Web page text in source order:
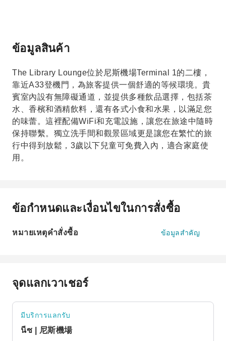
ข้อมูลสินค้า
The Library Lounge位於尼斯機場Terminal 1的二樓，
靠近A33登機門，為旅客提供一個舒適的等候環境。貴
賓室內設有無障礙通道，並提供多種飲品選擇，包括茶
水、香檳和酒精飲料，還有各式小食和水果，以滿足您
的味蕾。這裡配備WiFi和充電設施，讓您在旅途中隨時
保持聯繫。獨立洗手間和觀景區域更是讓您在繁忙的旅
行中得到放鬆，3歲以下兒童可免費入內，適合家庭使
用。
ข้อกำหนดและเงื่อนไขในการสั่งซื้อ
หมายเหตุคำสั่งซื้อ ข้อมูลสำคัญ
จุดแลกเวาเชอร์
มีบริการแลกรับ
นีซ | 尼斯機場